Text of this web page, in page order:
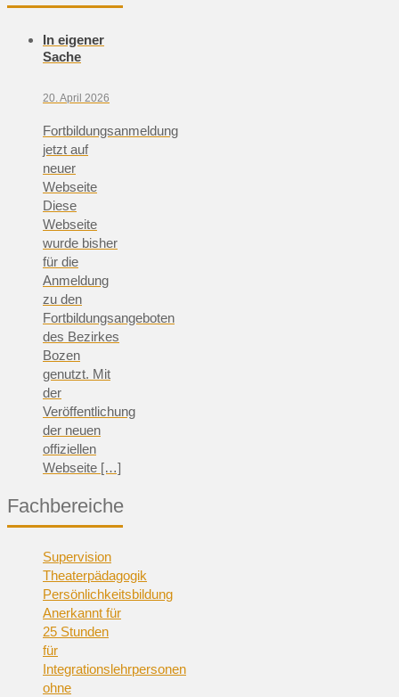
In eigener
Sache
20. April 2026
Fortbildungsanmeldung
jetzt auf
neuer
Webseite
Diese
Webseite
wurde bisher
für die
Anmeldung
zu den
Fortbildungsangeboten
des Bezirkes
Bozen
genutzt. Mit
der
Veröffentlichung
der neuen
offiziellen
Webseite […]
Fachbereiche
Supervision
Theaterpädagogik
Persönlichkeitsbildung
Anerkannt für
25 Stunden
für
Integrationslehrpersonen
ohne